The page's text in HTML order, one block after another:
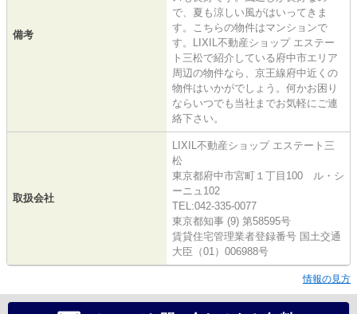
備考
で、夏も涼しい風がはいってきま
す。こちらの物件はマンションで
す。LIXIL不動産ショップ エステー
ト三松で紹介している府中市エリア
周辺の物件なら、京王線府中近くの
物件はいかがでしょう。何かお困り
ならいつでも当社までお気軽にご連
絡下さい。
取扱会社
LIXIL不動産ショップ エステート三
松
東京都府中市宮町１丁目100 ル・シ
ーニュ102
TEL:042-335-0077
東京都知事 (9) 第58595号
賃貸住宅管理業者登録番号 国土交通
大臣（01）006988号
情報の見方